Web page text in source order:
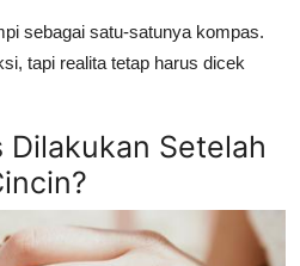
sebagai satu-satunya kompas.
tapi realita tetap harus dicek
Dilakukan Setelah